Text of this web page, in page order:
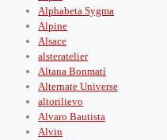
Alphabeta Sygma
Alpine
Alsace
alsteratelier
Altana Bonmatí
Alternate Universe
altorilievo
Alvaro Bautista
Alvin